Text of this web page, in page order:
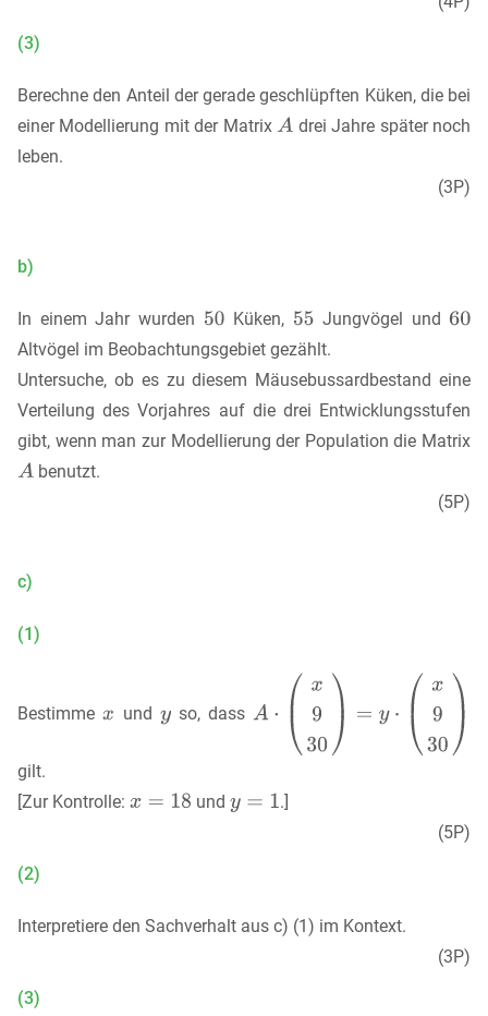
(3)
Berechne den Anteil der gerade geschlüpften Küken, die bei
einer Modellierung mit der Matrix
drei Jahre später noch
leben.
(3P)
b)
In einem Jahr wurden Küken,
Jungvögel und
Altvögel im Beobachtungsgebiet gezählt.
Untersuche, ob es zu diesem Mäusebussardbestand eine
Verteilung des Vorjahres auf die drei Entwicklungsstufen
gibt, wenn man zur Modellierung der Population die Matrix
benutzt.
(5P)
c)
(1)
Bestimme und so, dass
gilt.
[Zur Kontrolle:
und
.]
(5P)
(2)
Interpretiere den Sachverhalt aus c) (1) im Kontext.
(3P)
(3)